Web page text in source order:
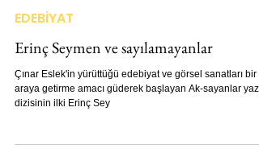
Şule Gürbüz
9 Ara 2017
5 dakikada okunur
EDEBİYAT
Erinç Seymen ve sayılamayanlar